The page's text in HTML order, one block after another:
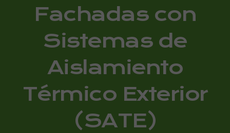
Fachadas con
Sistemas de
Aislamiento
Térmico Exterior
(SATE)